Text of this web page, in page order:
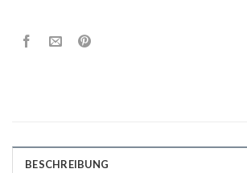
BESCHREIBUNG